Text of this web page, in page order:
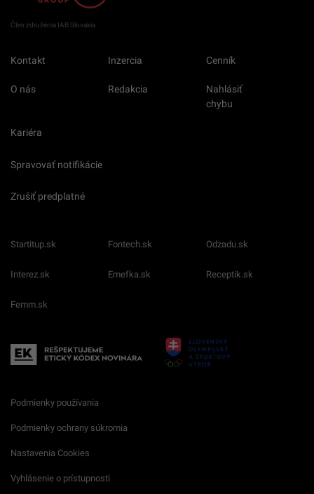
Člen združenia IAB Slovakia
Kontakt Inzercia Cenník
O nás Redakcia
Nahlásiť
chybu
Kariéra
Spravovať notifikácie
Zrušiť predplatné
Startitup.sk Fontech.sk Odzadu.sk
Interez.sk Emefka.sk Receptik.sk
Femm.sk
Podmienky používania
Podmienky ochrany súkromia
Nastavenia Cookies
Vyhlásenie o prístupnosti